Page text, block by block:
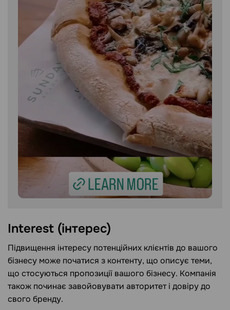
Interest (інтерес)
Підвищення інтересу потенційних клієнтів до вашого
бізнесу може початися з контенту, що описує теми,
що стосуються пропозиції вашого бізнесу. Компанія
також починає завойовувати авторитет і довіру до
свого бренду.